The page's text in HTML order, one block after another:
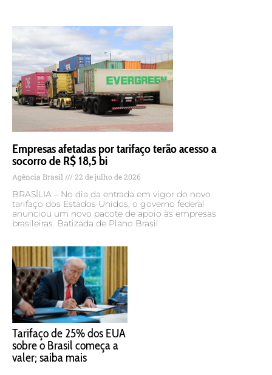
Empresas afetadas por tarifaço terão acesso a
socorro de R$ 18,5 bi
Agência Brasil 22 de julho de 2026
BRASÍLIA – No dia da entrada em vigor do novo
tarifaço dos Estados Unidos, o governo federal
anunciou um novo pacote de apoio às empresas
brasileiras. Batizada de Plano Brasil
Tarifaço de 25% dos EUA
sobre o Brasil começa a
valer; saiba mais